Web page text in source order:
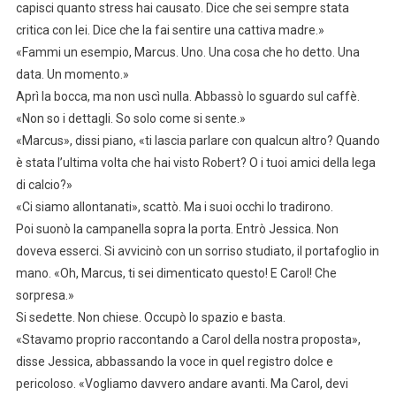
capisci quanto stress hai causato. Dice che sei sempre stata
critica con lei. Dice che la fai sentire una cattiva madre.»
«Fammi un esempio, Marcus. Uno. Una cosa che ho detto. Una
data. Un momento.»
Aprì la bocca, ma non uscì nulla. Abbassò lo sguardo sul caffè.
«Non so i dettagli. So solo come si sente.»
«Marcus», dissi piano, «ti lascia parlare con qualcun altro? Quando
è stata l’ultima volta che hai visto Robert? O i tuoi amici della lega
di calcio?»
«Ci siamo allontanati», scattò. Ma i suoi occhi lo tradirono.
Poi suonò la campanella sopra la porta. Entrò Jessica. Non
doveva esserci. Si avvicinò con un sorriso studiato, il portafoglio in
mano. «Oh, Marcus, ti sei dimenticato questo! E Carol! Che
sorpresa.»
Si sedette. Non chiese. Occupò lo spazio e basta.
«Stavamo proprio raccontando a Carol della nostra proposta»,
disse Jessica, abbassando la voce in quel registro dolce e
pericoloso. «Vogliamo davvero andare avanti. Ma Carol, devi